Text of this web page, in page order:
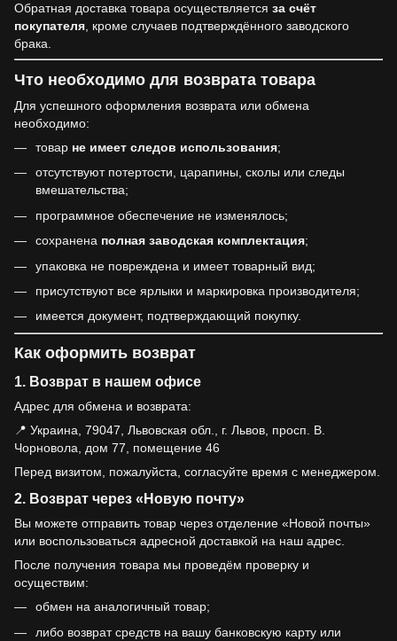
Обратная доставка товара осуществляется за счёт
покупателя, кроме случаев подтверждённого заводского
брака.
Что необходимо для возврата товара
Для успешного оформления возврата или обмена
необходимо:
товар не имеет следов использования;
отсутствуют потертости, царапины, сколы или следы
вмешательства;
программное обеспечение не изменялось;
сохранена полная заводская комплектация;
упаковка не повреждена и имеет товарный вид;
присутствуют все ярлыки и маркировка производителя;
имеется документ, подтверждающий покупку.
Как оформить возврат
1. Возврат в нашем офисе
Адрес для обмена и возврата:
📍 Украина, 79047, Львовская обл., г. Львов, просп. В.
Чорновола, дом 77, помещение 46
Перед визитом, пожалуйста, согласуйте время с менеджером.
2. Возврат через «Новую почту»
Вы можете отправить товар через отделение «Новой почты»
или воспользоваться адресной доставкой на наш адрес.
После получения товара мы проведём проверку и
осуществим:
обмен на аналогичный товар;
либо возврат средств на вашу банковскую карту или